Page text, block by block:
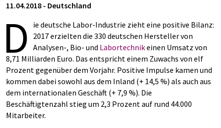
11.04.2018 - Deutschland
D
ie deutsche Labor-Industrie zieht eine positive Bilanz:
2017 erzielten die 330 deutschen Hersteller von
Analysen-, Bio- und Labortechnikeinen Umsatz von
8,71 Milliarden Euro. Das entspricht einem Zuwachs von elf
Prozent gegenüber dem Vorjahr. Positive Impulse kamen und
kommen dabei sowohl aus dem Inland (+ 14,5 %) als auch aus
dem internationalen Geschäft (+ 7,9 %). Die
Beschäftigtenzahl stieg um 2,3 Prozent auf rund 44.000
Mitarbeiter.